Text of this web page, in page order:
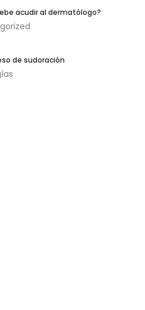
acudir al dermatólogo?
de sudoración